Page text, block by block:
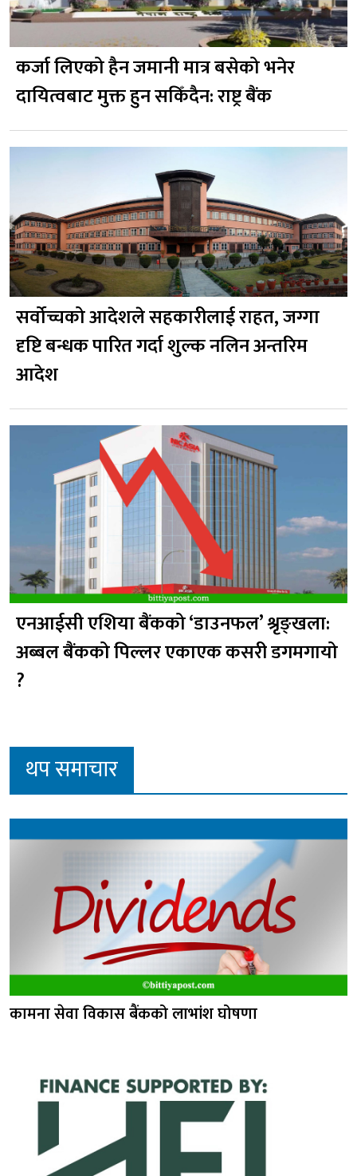
कर्जा लिएको हैन जमानी मात्र बसेको भनेर
दायित्वबाट मुक्त हुन सकिँदैन: राष्ट्र बैंक
सर्वोच्चको आदेशले सहकारीलाई राहत, जग्गा
दृष्टि बन्धक पारित गर्दा शुल्क नलिन अन्तरिम
आदेश
एनआईसी एशिया बैंकको ‘डाउनफल’ श्रृङ्खला:
अब्बल बैंकको पिल्लर एकाएक कसरी डगमगायो
?
थप समाचार
कामना सेवा विकास बैंकको लाभांश घोषणा